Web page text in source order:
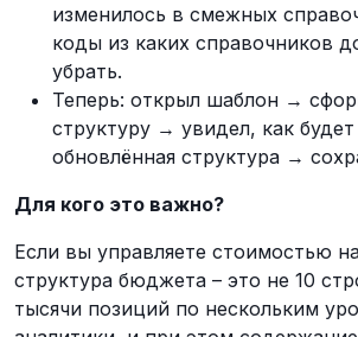
изменилось в смежных
коды из каких справочников
убрать.
Теперь: открыл шаблон →
структуру → увидел, как будет
обновлённая структура →
Для кого это важно?
Если вы управляете стоимостью
структура бюджета – это не 10
тысячи позиций по нескольким